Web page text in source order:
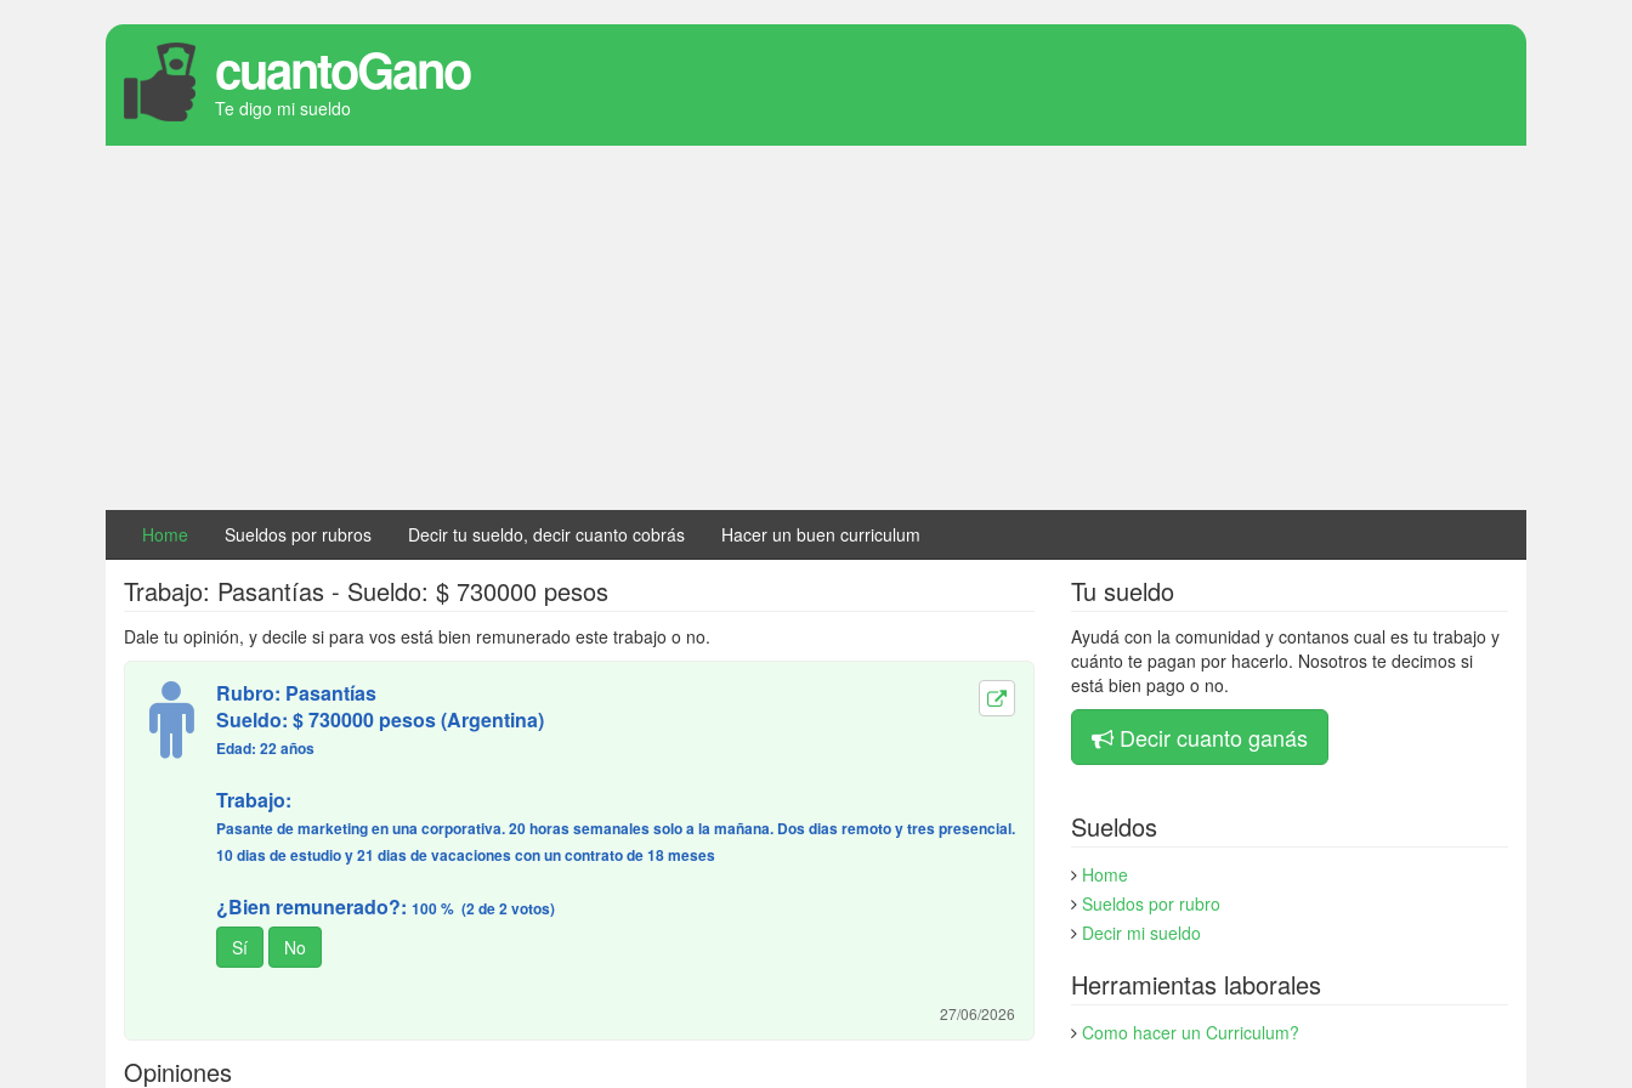
cuantoGano
Te digo mi sueldo
Home Sueldos por rubros Decir tu sueldo, decir cuanto cobrás Hacer un buen curriculum
Trabajo: Pasantías - Sueldo: $ 730000 pesos
Dale tu opinión, y decile si para vos está bien remunerado este trabajo o no.
Rubro: Pasantías
Sueldo: $ 730000 pesos (Argentina)
Edad: 22 años
Trabajo:
Pasante de marketing en una corporativa. 20 horas semanales solo a la mañana. Dos dias remoto y tres presencial.
10 dias de estudio y 21 dias de vacaciones con un contrato de 18 meses
¿Bien remunerado?: 100 % (2 de 2 votos)
27/06/2026
Opiniones
Tu sueldo
Ayudá con la comunidad y contanos cual es tu trabajo y
cuánto te pagan por hacerlo. Nosotros te decimos si
está bien pago o no.
Decir cuanto ganás
Sueldos
Home
Sueldos por rubro
Decir mi sueldo
Herramientas laborales
Como hacer un Curriculum?